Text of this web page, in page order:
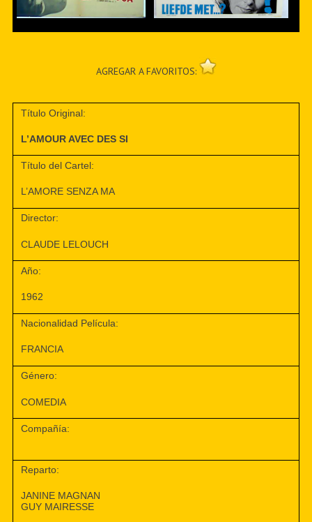
AGREGAR A FAVORITOS:
Título Original:
L’AMOUR AVEC DES SI
Título del Cartel:
L’AMORE SENZA MA
Director:
CLAUDE LELOUCH
Año:
1962
Nacionalidad Película:
FRANCIA
Género:
COMEDIA
Compañía:
Reparto:
JANINE MAGNAN
GUY MAIRESSE